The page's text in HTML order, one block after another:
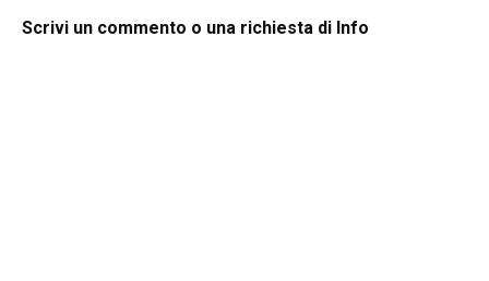
Scrivi un commento o una richiesta di Info